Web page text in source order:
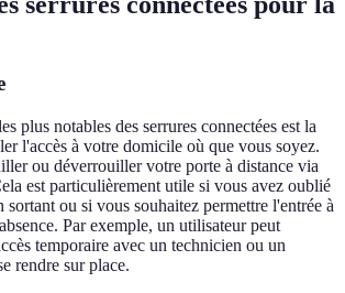
plus notables des serrures connectées est la
l'accès à votre domicile où que vous soyez.
ou déverrouiller votre porte à distance via
est particulièrement utile si vous avez oublié
sortant ou si vous souhaitez permettre l'entrée à
Par exemple, un utilisateur peut
temporaire avec un technicien ou un
rendre sur place.